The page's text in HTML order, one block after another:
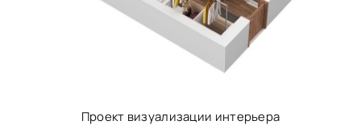
Проект визуализации интерьера